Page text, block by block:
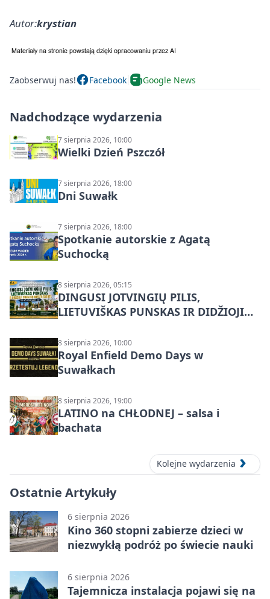
Autor:krystian
Zaobserwuj nas! Facebook Google News
Nadchodzące wydarzenia
7 sierpnia 2026, 10:00
Wielki Dzień Pszczół
7 sierpnia 2026, 18:00
Dni Suwałk
7 sierpnia 2026, 18:00
Spotkanie autorskie z Agatą
Suchocką
8 sierpnia 2026, 05:15
DINGUSI JOTVINGIŲ PILIS,
LIETUVIŠKAS PUNSKAS IR DIDŽIOJI
DZŪKIJOS – jednodienė kelionė
8 sierpnia 2026, 10:00
Royal Enfield Demo Days w
Suwałkach
8 sierpnia 2026, 19:00
LATINO na CHŁODNEJ – salsa i
bachata
Kolejne wydarzenia
Ostatnie Artykuły
6 sierpnia 2026
Kino 360 stopni zabierze dzieci w
niezwykłą podróż po świecie nauki
6 sierpnia 2026
Tajemnicza instalacja pojawi się na